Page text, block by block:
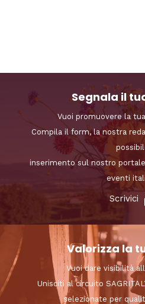
Segnala il
Vuoi promuovere la
Compila il form, la nostra
inserimento sul nostro
eventi
Scrivici
Valorizza la
Vuoi dare visibilità
Unisciti al circuito
selezionate per